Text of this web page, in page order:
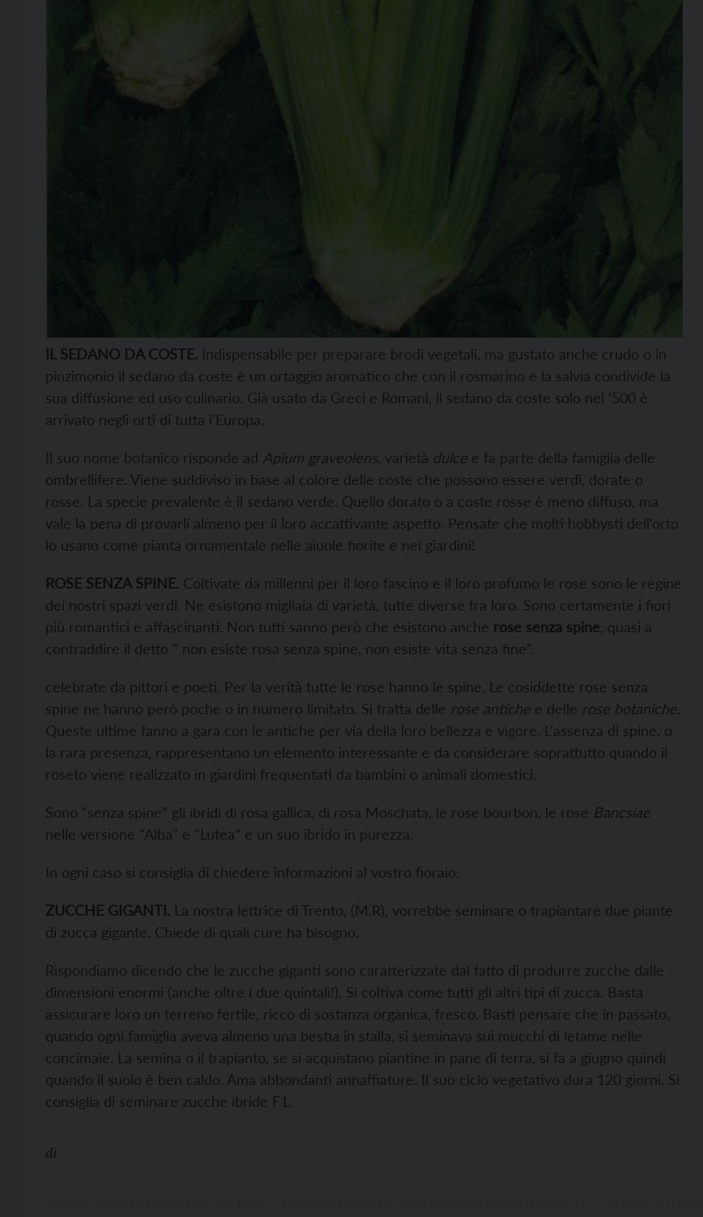
IL SEDANO DA COSTE. Indispensabile per preparare brodi vegetali, ma gustato anche crudo o in
pinzimonio il sedano da coste è un ortaggio aromatico che con il rosmarino e la salvia condivide la
sua diffusione ed uso culinario. Già usato da Greci e Romani, il sedano da coste solo nel ‘500 è
arrivato negli orti di tutta l’Europa,
Il suo nome botanico risponde ad Apium graveolens , varietà dulce e fa parte della famiglia delle
ombrellifere. Viene suddiviso in base al colore delle coste che possono essere verdi, dorate o
rosse. La specie prevalente è il sedano verde. Quello dorato o a coste rosse è meno diffuso, ma
vale la pena di provarli almeno per il loro accattivante aspetto. Pensate che molti hobbysti dell’orto
lo usano come pianta ornamentale nelle aiuole fiorite e nei giardini!
ROSE SENZA SPINE. Coltivate da millenni per il loro fascino e il loro profumo le rose sono le regine
dei nostri spazi verdi. Ne esistono migliaia di varietà, tutte diverse tra loro. Sono certamente i fiori
più romantici e affascinanti. Non tutti sanno però che esistono anche rose senza spine , quasi a
contraddire il detto “ non esiste rosa senza spine, non esiste vita senza fine”.
celebrate da pittori e poeti. Per la verità tutte le rose hanno le spine. Le cosiddette rose senza
spine ne hanno però poche o in numero limitato. Si tratta delle rose antiche e delle rose botaniche.
Queste ultime fanno a gara con le antiche per via della loro bellezza e vigore. L’assenza di spine, o
la rara presenza, rappresentano un elemento interessante e da considerare soprattutto quando il
roseto viene realizzato in giardini frequentati da bambini o animali domestici.
Sono “senza spine” gli ibridi di rosa gallica, di rosa Moschata, le rose bourbon, le rose Bancsiae
nelle versione “Alba” e “Lutea” e un suo ibrido in purezza.
In ogni caso si consiglia di chiedere informazioni al vostro fioraio.
ZUCCHE GIGANTI. La nostra lettrice di Trento, (M.R), vorrebbe seminare o trapiantare due piante
di zucca gigante. Chiede di quali cure ha bisogno.
Rispondiamo dicendo che le zucche giganti sono caratterizzate dal fatto di produrre zucche dalle
dimensioni enormi (anche oltre i due quintali!). Si coltiva come tutti gli altri tipi di zucca. Basta
assicurare loro un terreno fertile, ricco di sostanza organica, fresco. Basti pensare che in passato,
quando ogni famiglia aveva almeno una bestia in stalla, si seminava sui mucchi di letame nelle
concimaie. La semina o il trapianto, se si acquistano piantine in pane di terra, si fa a giugno quindi
quando il suolo è ben caldo. Ama abbondanti annaffiature. Il suo ciclo vegetativo dura 120 giorni. Si
consiglia di seminare zucche ibride F1.
di